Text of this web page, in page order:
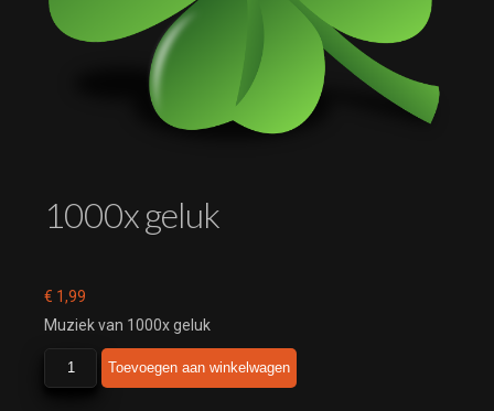
1000x geluk
€ 1,99
Muziek van 1000x geluk
1000x
geluk
Toevoegen aan winkelwagen